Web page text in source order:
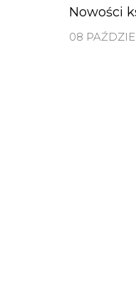
Nowości
08